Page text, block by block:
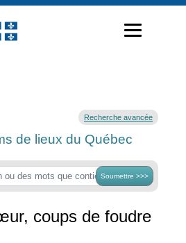
Recherche avancée
de lieux du Québec
Soumettre >>>
coups de foudre